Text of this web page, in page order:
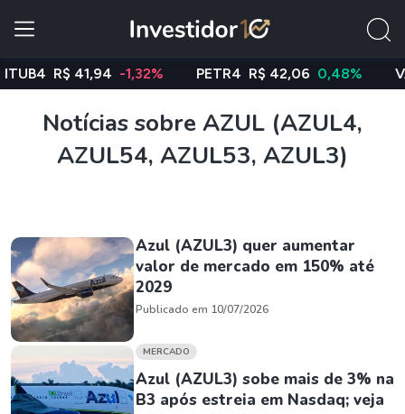
R$ 41,94 -1,32% PETR4 R$ 42,06 0,48% VALE3
Notícias sobre AZUL (AZUL4,
AZUL54, AZUL53, AZUL3)
Azul (AZUL3) quer aumentar
valor de mercado em 150% até
2029
Publicado em 10/07/2026
MERCADO
Azul (AZUL3) sobe mais de 3% na
B3 após estreia em Nasdaq; veja